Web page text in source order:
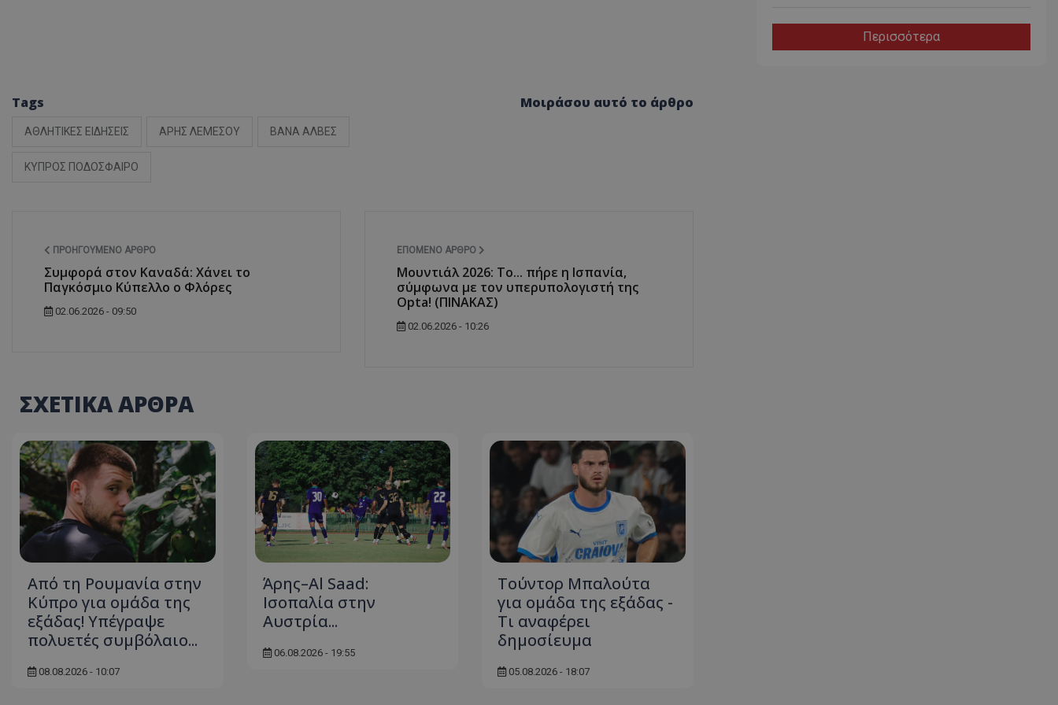
Tags
ΑΘΛΗΤΙΚΕΣ ΕΙΔΗΣΕΙΣ ΑΡΗΣ ΛΕΜΕΣΟΥ ΒΑΝΑ ΑΛΒΕΣ
ΚΥΠΡΟΣ ΠΟΔΟΣΦΑΙΡΟ
Μοιράσου αυτό το άρθρο
ΠΡΟΗΓΟΎΜΕΝΟ ΆΡΘΡΟ
Συμφορά στον Καναδά: Χάνει το
Παγκόσμιο Κύπελλο ο Φλόρες
02.06.2026 - 09:50
ΕΠΌΜΕΝΟ ΆΡΘΡΟ
Μουντιάλ 2026: Το... πήρε η Ισπανία,
σύμφωνα με τον υπερυπολογιστή της
Opta! (ΠΙΝΑΚΑΣ)
02.06.2026 - 10:26
ΣΧΕΤΙΚΑ ΑΡΘΡΑ
Από τη Ρουμανία στην
Κύπρο για ομάδα της
εξάδας! Υπέγραψε
πολυετές συμβόλαιο...
08.08.2026 - 10:07
Άρης–Al Saad:
Ισοπαλία στην
Αυστρία...
06.08.2026 - 19:55
Τούντορ Μπαλούτα
για ομάδα της εξάδας -
Τι αναφέρει
δημοσίευμα
05.08.2026 - 18:07
Περισσότερα